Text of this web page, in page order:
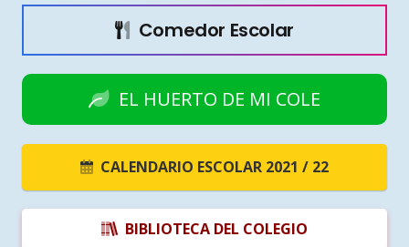
Comedor Escolar
EL HUERTO DE MI COLE
CALENDARIO ESCOLAR 2021 / 22
BIBLIOTECA DEL COLEGIO